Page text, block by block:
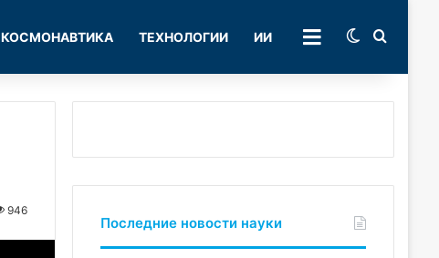
КОСМОНАВТИКА ТЕХНОЛОГИИ ИИ РУБРИКИSwitch skin
946
Последние новости науки